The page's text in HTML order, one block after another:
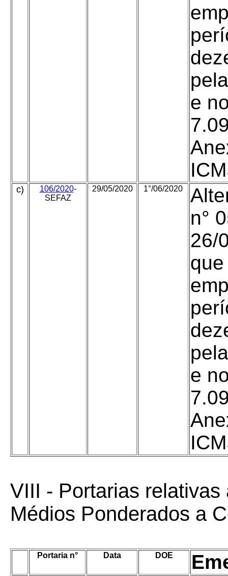
e
c) 106/2020-
SEFAZ
29/05/2020 1°/06/2020
n°
26/
e
VIII - Portarias
Médios Ponderados a
Portaria n° Data DOE